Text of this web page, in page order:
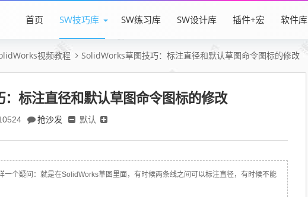
首页 SW技巧库 SW练习库 SW设计库 插件+宏 软件库
视频教程 SolidWorks草图技巧：标注直径和默认草图命令图标的修改
标注直径和默认草图命令图标的修改
抢沙发 默认
个疑问：就是在SolidWorks草图里面，有时候两条线之间可以标注直径，有时候不能